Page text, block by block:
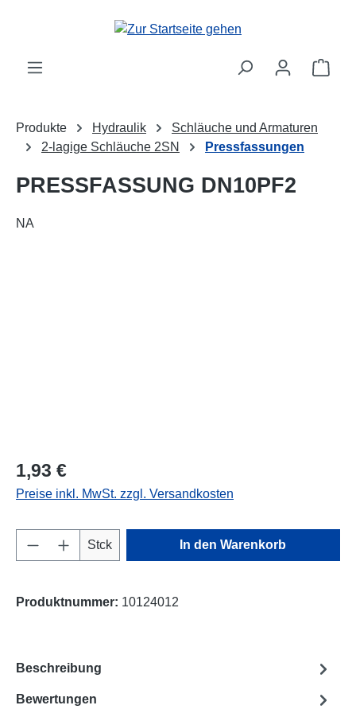
Produkte Hydraulik
Schläuche und Armaturen
2-lagige Schläuche 2SN
Pressfassungen
PRESSFASSUNG DN10PF2
NA
1,93 €
Preise inkl. MwSt. zzgl. Versandkosten
Produkt Anzahl: Gib den gewünschten
Stck In den Warenkorb
Produktnummer: 10124012
Beschreibung
Bewertungen